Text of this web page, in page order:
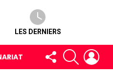
LES DERNIERS
FOLLOW
US